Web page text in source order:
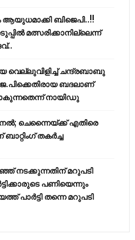
ആയുധമാക്കി ബിജെപി..!!
മത്സരിക്കാനില്ലെന്ന്
വെല്ലുവിളിച്ച് ചന്ദ്രബാബു
ബദലാണ്
നായിഡു
ചെന്നൈയ്ക്ക് എതിരെ
തകർച്ച
നടക്കുന്നതിന് മറുപടി
പണിയെന്നും
പാര്‍ട്ടി തന്നെ മറുപടി